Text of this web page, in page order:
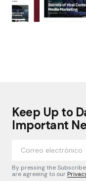
Keep Up to
Important
By pressing the
are agreeing to our